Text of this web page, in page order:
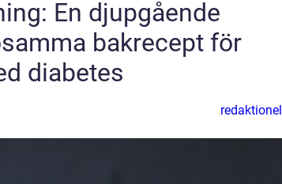
En djupgående
bakrecept för
diabetes
redaktionel